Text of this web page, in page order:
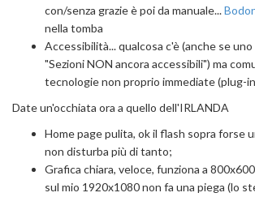
con/senza grazie è poi da manuale...
nella tomba
Accessibilità... qualcosa c'è (anche se
"Sezioni NON ancora accessibili") ma
tecnologie non proprio immediate (plug-
Date un'occhiata ora a quello dell'IRLANDA
Home page pulita, ok il flash sopra forse
non disturba più di tanto;
Grafica chiara, veloce, funziona a
sul mio 1920x1080 non fa una piega (lo